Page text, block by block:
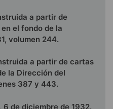
a partir de
el fondo de la
volumen 244.
a partir de cartas
la Dirección del
387 y 443.
, 6 de diciembre de 1932.